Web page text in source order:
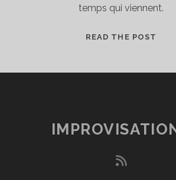
temps qui viennent.
READ THE POST
rss